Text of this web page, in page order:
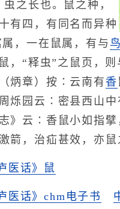
之长也。鼠之种，
有四，有同名而异种
，一在鼠属，有与 鸟
，“释虫”之鼠页，
炳章）按∶云南有 香
烁园云∶密县西山中
》云∶香鼠小如指擘
箭，治疝甚效，亦鼠
医话》鼠
医话》chm电子书